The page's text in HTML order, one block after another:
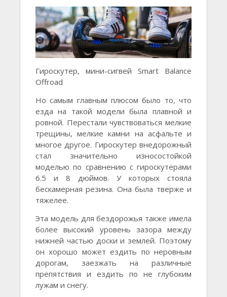
Гироскутер, мини-сигвей Smart Balance
Offroad
Но самым главным плюсом было то, что
езда на такой модели была плавной и
ровной. Перестали чувствоваться мелкие
трещины, мелкие камни на асфальте и
многое другое. Гироскутер внедорожный
стал значительно износостойкой
моделью по сравнению с гироскутерами
6.5 и 8 дюймов. У которых стояла
бескамерная резина. Она была тверже и
тяжелее.
Эта модель для бездорожья также имела
более высокий уровень зазора между
нижней частью доски и землей. Поэтому
он хорошо может ездить по неровным
дорогам, заезжать на различные
препятствия и ездить по не глубоким
лужам и снегу.